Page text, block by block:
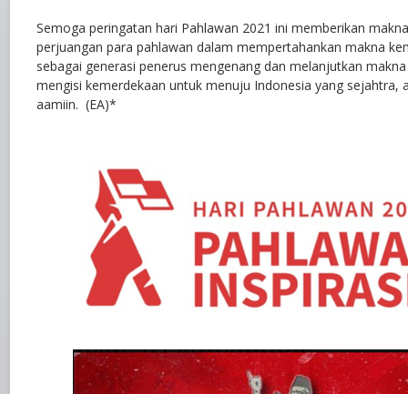
Semoga peringatan hari Pahlawan 2021 ini memberikan
perjuangan para pahlawan dalam mempertahankan makna
sebagai generasi penerus mengenang dan melanjutkan
mengisi kemerdekaan untuk menuju Indonesia yang sejahtra,
aamiin. (EA)*